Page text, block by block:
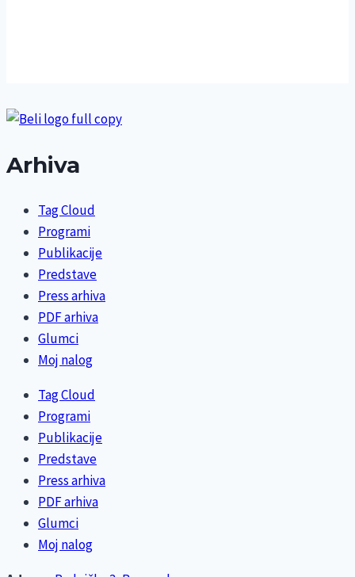
Arhiva
Tag Cloud
Programi
Publikacije
Predstave
Press arhiva
PDF arhiva
Glumci
Moj nalog
Tag Cloud
Programi
Publikacije
Predstave
Press arhiva
PDF arhiva
Glumci
Moj nalog